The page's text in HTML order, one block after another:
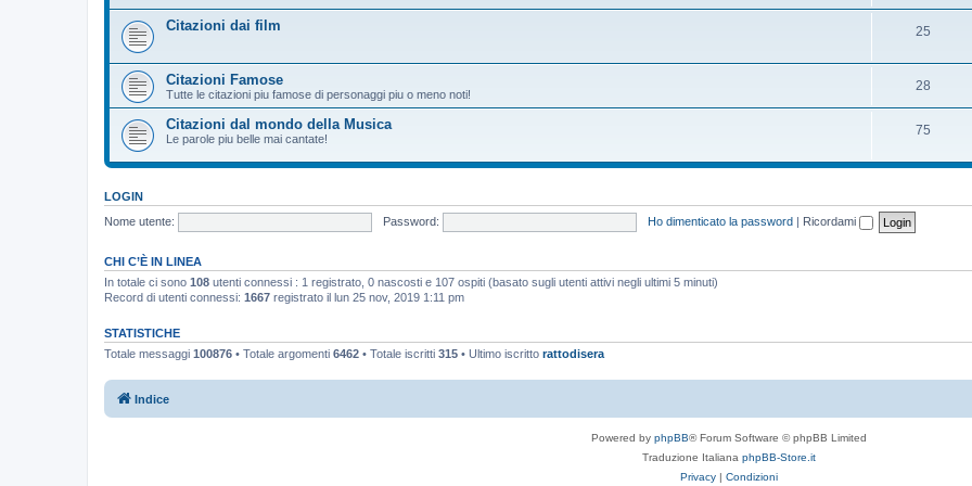
Citazioni dai film 25
Citazioni Famose
Tutte le citazioni piu famose di personaggi piu o meno noti!
28
Citazioni dal mondo della Musica
Le parole piu belle mai cantate!
75
LOGIN
Nome utente:
Password: Ho dimenticato la password | Ricordami
CHI C’È IN LINEA
In totale ci sono 108 utenti connessi : 1 registrato, 0 nascosti e 107 ospiti (basato sugli utenti attivi negli ultimi 5 minuti)
Record di utenti connessi: 1667 registrato il lun 25 nov, 2019 1:11 pm
STATISTICHE
Totale messaggi 100876 • Totale argomenti 6462 • Totale iscritti 315 • Ultimo iscritto rattodisera
Indice
Powered by phpBB® Forum Software © phpBB Limited
Traduzione Italiana phpBB-Store.it
Privacy | Condizioni